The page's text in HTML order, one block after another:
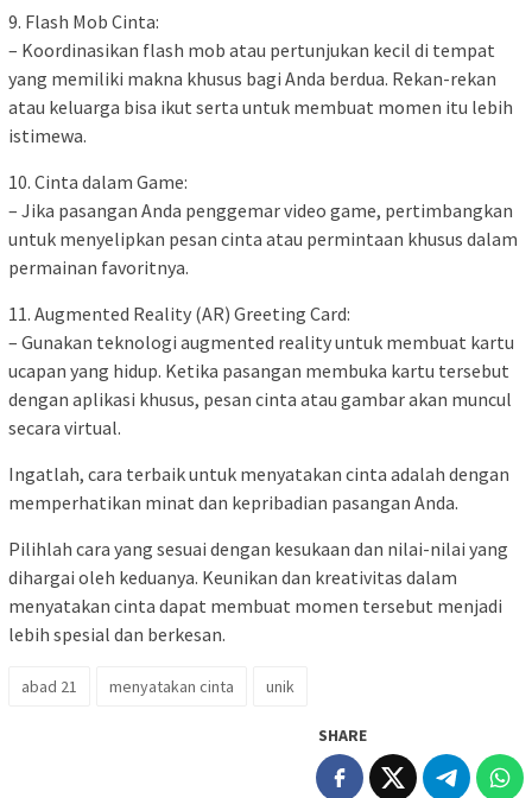
9. Flash Mob Cinta:
– Koordinasikan flash mob atau pertunjukan kecil di tempat
yang memiliki makna khusus bagi Anda berdua. Rekan-rekan
atau keluarga bisa ikut serta untuk membuat momen itu lebih
istimewa.
10. Cinta dalam Game:
– Jika pasangan Anda penggemar video game, pertimbangkan
untuk menyelipkan pesan cinta atau permintaan khusus dalam
permainan favoritnya.
11. Augmented Reality (AR) Greeting Card:
– Gunakan teknologi augmented reality untuk membuat kartu
ucapan yang hidup. Ketika pasangan membuka kartu tersebut
dengan aplikasi khusus, pesan cinta atau gambar akan muncul
secara virtual.
Ingatlah, cara terbaik untuk menyatakan cinta adalah dengan
memperhatikan minat dan kepribadian pasangan Anda.
Pilihlah cara yang sesuai dengan kesukaan dan nilai-nilai yang
dihargai oleh keduanya. Keunikan dan kreativitas dalam
menyatakan cinta dapat membuat momen tersebut menjadi
lebih spesial dan berkesan.
abad 21 menyatakan cinta unik
SHARE